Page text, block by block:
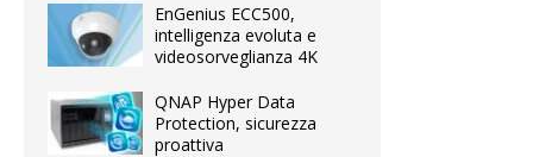
EnGenius ECC500,
intelligenza evoluta e
videosorveglianza 4K
QNAP Hyper Data
Protection, sicurezza
proattiva